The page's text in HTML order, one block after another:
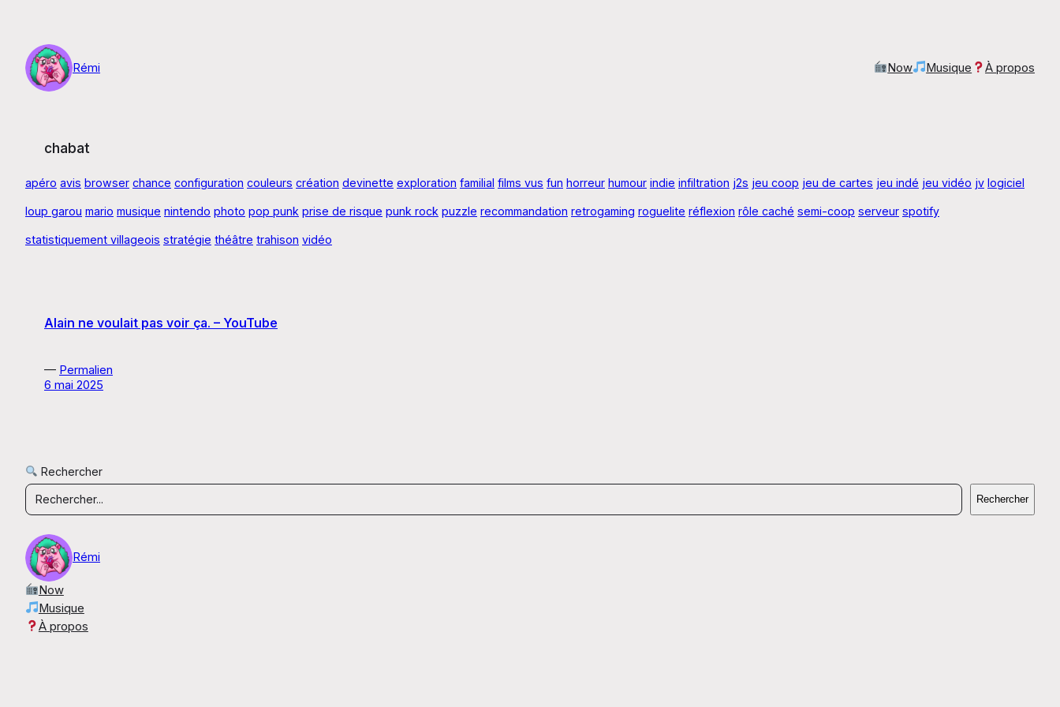
contenu
Rémi
Now Musique À propos
chabat
apéro avis browser chance configuration couleurs création devinette exploration familial films vus fun horreur humour indie infiltration j2s jeu coop jeu de cartes jeu indé jeu vidéo jv logiciel
loup garou mario musique nintendo photo pop punk prise de risque punk rock puzzle recommandation retrogaming roguelite réflexion rôle caché semi-coop serveur spotify
statistiquement villageois stratégie théâtre trahison vidéo
Alain ne voulait pas voir ça. – YouTube
— Permalien
6 mai 2025
Rechercher
Rechercher
Rémi
Now
Musique
À propos